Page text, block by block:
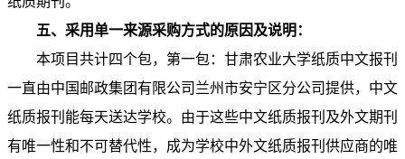
五、采用单一来源采购方式的原因及说明：
本项目共计四个包，第一包：甘肃农业大学纸质中文报刊
一直由中国邮政集团有限公司兰州市安宁区分公司提供，中文
纸质报刊能每天送达学校。由于这些中文纸质报刊及外文期刊
有唯一性和不可替代性，成为学校中外文纸质报刊供应商的唯